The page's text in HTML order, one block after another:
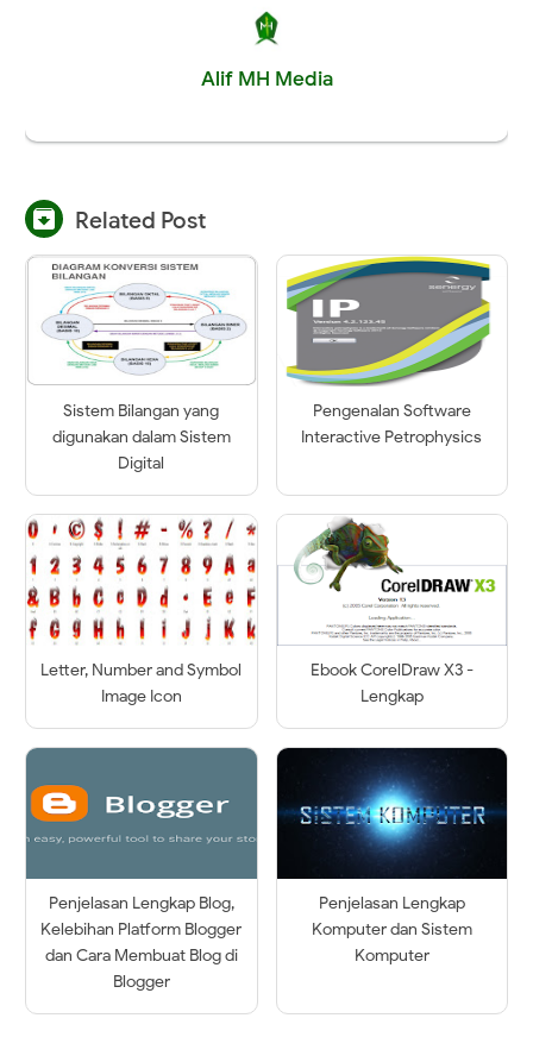
Alif MH Media
 Related Post
Sistem Bilangan yang
digunakan dalam Sistem
Digital
Pengenalan Software
Interactive Petrophysics
Letter, Number and Symbol
Image Icon
Ebook CorelDraw X3 -
Lengkap
Penjelasan Lengkap Blog,
Kelebihan Platform Blogger
dan Cara Membuat Blog di
Blogger
Penjelasan Lengkap
Komputer dan Sistem
Komputer